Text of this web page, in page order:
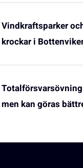
Vindkraftsparker
krockar i
men kan göras